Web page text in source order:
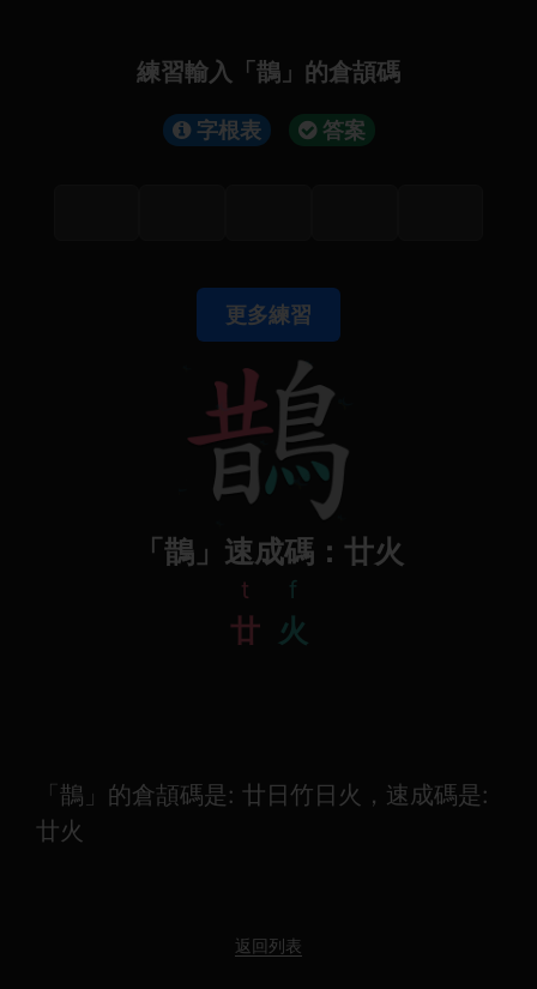
練習輸入「鵲」的倉頡碼
字根表 答案
更多練習
「鵲」速成碼：廿火
t
廿
f
火
「鵲」的倉頡碼是: 廿日竹日火，速成碼是:
廿火
返回列表